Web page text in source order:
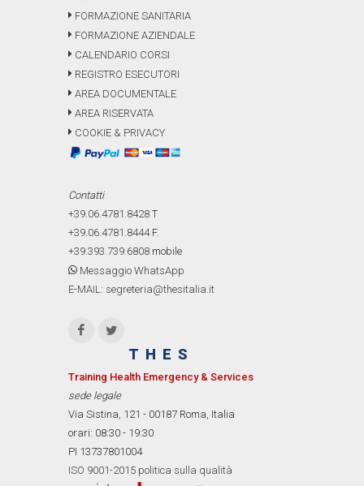
FORMAZIONE SANITARIA
FORMAZIONE AZIENDALE
CALENDARIO CORSI
REGISTRO ESECUTORI
AREA DOCUMENTALE
AREA RISERVATA
COOKIE & PRIVACY
Contatti
+39.06.4781.8428 T
+39.06.4781.8444F.
+39.393.739.6808 mobile
Messaggio WhatsApp
E-MAIL: segreteria@thesitalia.it
THES
Training Health Emergency & Services
sede legale
Via Sistina, 121 - 00187 Roma, Italia
orari: 08:30 - 19:30
PI 13737801004
ISO 9001-2015 politica sulla qualità